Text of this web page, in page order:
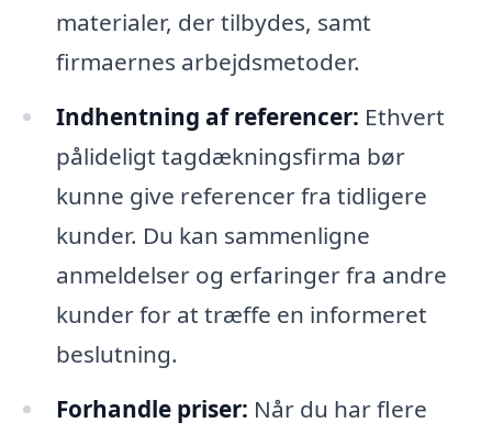
materialer, der tilbydes, samt
firmaernes arbejdsmetoder.
Indhentning af referencer: Ethvert
pålideligt tagdækningsfirma bør
kunne give referencer fra tidligere
kunder. Du kan sammenligne
anmeldelser og erfaringer fra andre
kunder for at træffe en informeret
beslutning.
Forhandle priser: Når du har flere